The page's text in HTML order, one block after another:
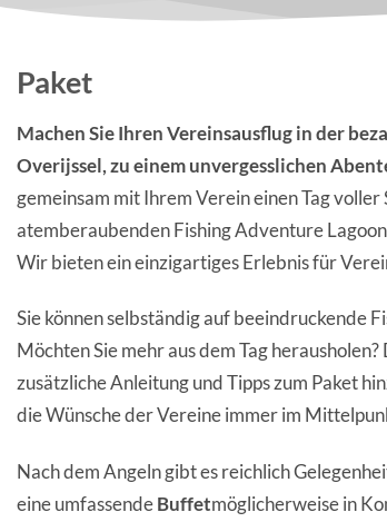
Paket
Machen Sie Ihren Vereinsausflug in der
Overijssel, zu einem unvergesslichen
gemeinsam mit Ihrem Verein einen Tag
atemberaubenden Fishing Adventure
Wir bieten ein einzigartiges Erlebnis für
Sie können selbständig auf beeindruckende
Möchten Sie mehr aus dem Tag
zusätzliche Anleitung und Tipps zum Paket
die Wünsche der Vereine immer im
Nach dem Angeln gibt es reichlich
eine umfassendeBuffetmöglicherweise in